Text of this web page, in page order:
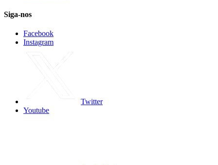
Siga-nos
Facebook
Instagram
Twitter
Youtube